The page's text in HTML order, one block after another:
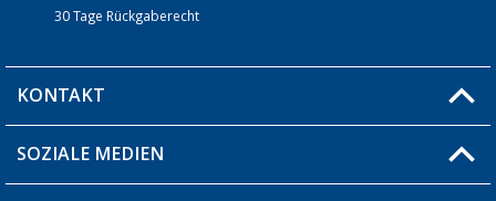
30 Tage Rückgaberecht
KONTAKT
Du hast eine Frage?
SOZIALE MEDIEN